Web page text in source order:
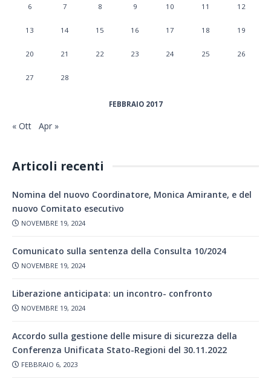
FEBBRAIO 2017
6 7 8 9 10 11 12
13 14 15 16 17 18 19
20 21 22 23 24 25 26
27 28
« Ott Apr »
Articoli recenti
Nomina del nuovo Coordinatore, Monica Amirante, e del
nuovo Comitato esecutivo
NOVEMBRE 19, 2024
Comunicato sulla sentenza della Consulta 10/2024
NOVEMBRE 19, 2024
Liberazione anticipata: un incontro- confronto
NOVEMBRE 19, 2024
Accordo sulla gestione delle misure di sicurezza della
Conferenza Unificata Stato-Regioni del 30.11.2022
FEBBRAIO 6, 2023